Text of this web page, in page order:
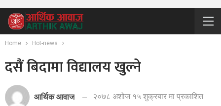
Home Hot-news
दसैं बिदामा विद्यालय खुल्ने
आर्थिक आवाज २०७८ अशोज १५ शुक्रबार मा प्रकाशित